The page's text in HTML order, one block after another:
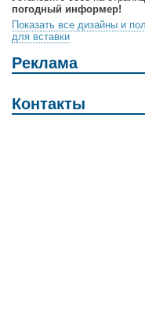
погодный информер!
Показать все дизайны и
для вставки
Реклама
Контакты